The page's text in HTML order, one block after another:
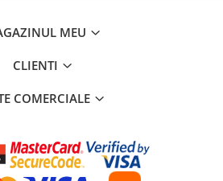
MEU
CLIENTI
COMERCIALE